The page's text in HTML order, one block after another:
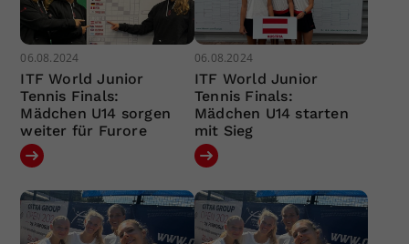
06.08.2024
ITF World Junior
Tennis Finals:
Mädchen U14 sorgen
weiter für Furore
06.08.2024
ITF World Junior
Tennis Finals:
Mädchen U14 starten
mit Sieg